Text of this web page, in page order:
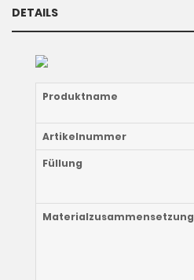
DETAILS
Produktname
Artikelnummer
Füllung
Materialzusammensetzung